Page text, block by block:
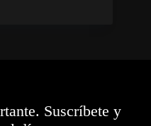
Suscríbete y